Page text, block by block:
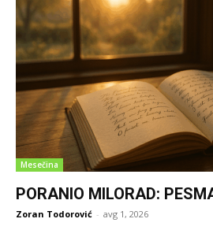
Mesečina
PORANIO MILORAD:
Zoran Todorović - avg 1, 2026